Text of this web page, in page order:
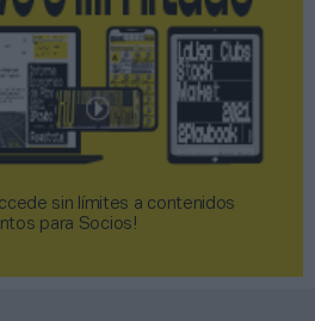
sin límites a contenidos
para Socios!​​​​​​​